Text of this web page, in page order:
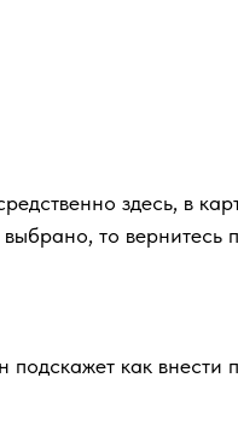
здесь, в
то вернитесь
как внести